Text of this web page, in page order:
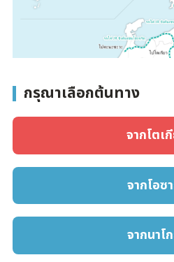
กรุณาเลือกต้นทาง
จากโตเ
จากโอซ
จากนาโ